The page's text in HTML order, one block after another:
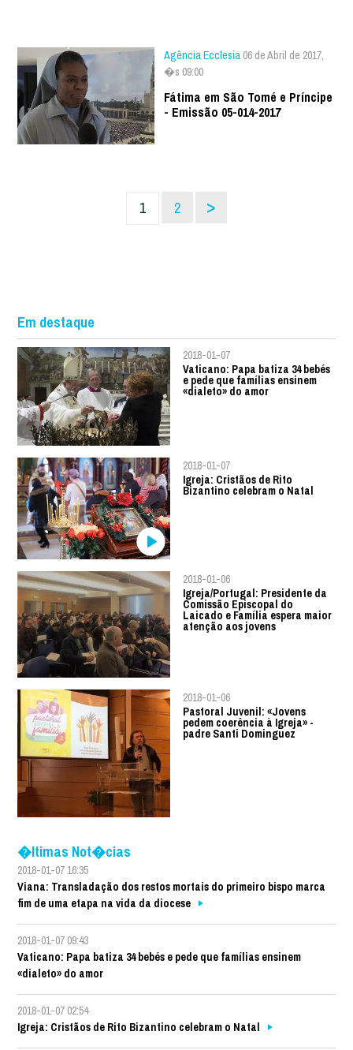
Agência Ecclesia 06 de Abril de 2017,
�s 09:00
Fátima em São Tomé e Príncipe
- Emissão 05-014-2017
1 2 >
Em destaque
2018-01-07
Vaticano: Papa batiza 34 bebés
e pede que famílias ensinem
«dialeto» do amor
2018-01-07
Igreja: Cristãos de Rito
Bizantino celebram o Natal
2018-01-06
Igreja/Portugal: Presidente da
Comissão Episcopal do
Laicado e Família espera maior
atenção aos jovens
2018-01-06
Pastoral Juvenil: «Jovens
pedem coerência à Igreja» -
padre Santi Dominguez
�ltimas Not�cias
2018-01-07 16:35
Viana: Transladação dos restos mortais do primeiro bispo marca
fim de uma etapa na vida da diocese
2018-01-07 09:43
Vaticano: Papa batiza 34 bebés e pede que famílias ensinem
«dialeto» do amor
2018-01-07 02:54
Igreja: Cristãos de Rito Bizantino celebram o Natal